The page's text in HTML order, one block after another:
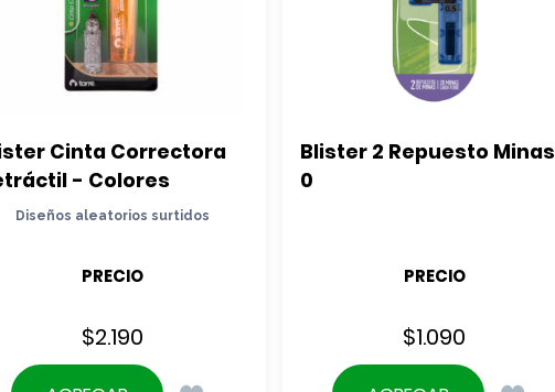
Cinta Correctora
- Colores
Diseños aleatorios surtidos
PRECIO
$2.190
Blister 2 Repuesto Minas
0
PRECIO
$1.090